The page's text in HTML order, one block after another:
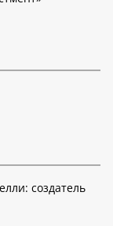
создатель